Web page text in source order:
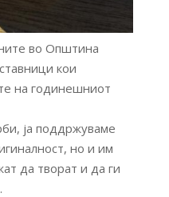
во Општина
кои
на годинешниот
ја поддржуваме
но и им
да творат и да ги